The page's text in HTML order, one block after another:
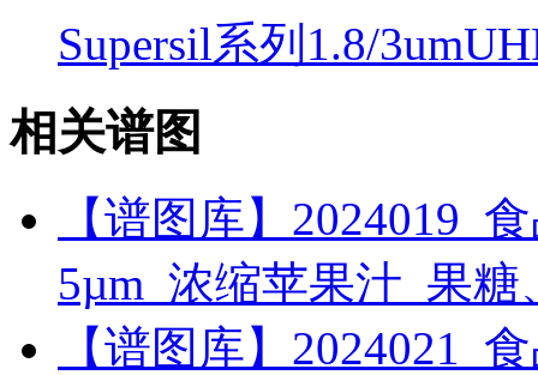
Supersil系列1.8/
相关谱图
【谱图库】2024019_
5µm_浓缩苹果汁_果
【谱图库】2024021_